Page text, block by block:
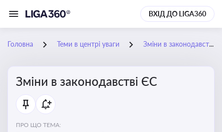
ВХІД ДО LIGA360
Головна Теми в центрі уваги Зміни в законодавстві ЄС
Зміни в законодавстві ЄС
ПРО ЩО ТЕМА: